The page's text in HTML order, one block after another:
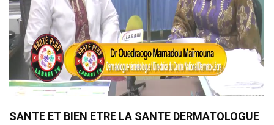
SANTE ET BIEN ETRE LA SANTE DERMATOLOGUE